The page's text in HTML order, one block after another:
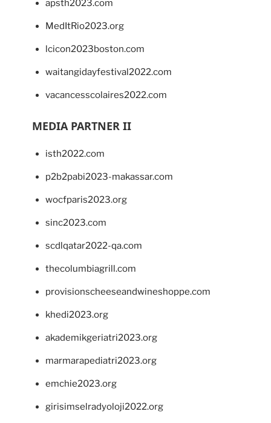
apsth2023.com
MedItRio2023.org
lcicon2023boston.com
waitangidayfestival2022.com
vacancesscolaires2022.com
MEDIA PARTNER II
isth2022.com
p2b2pabi2023-makassar.com
wocfparis2023.org
sinc2023.com
scdlqatar2022-qa.com
thecolumbiagrill.com
provisionscheeseandwineshoppe.com
khedi2023.org
akademikgeriatri2023.org
marmarapediatri2023.org
emchie2023.org
girisimselradyoloji2022.org